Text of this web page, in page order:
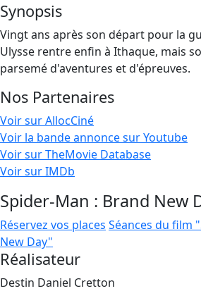
Synopsis
Vingt ans après son départ pour la
Ulysse rentre enfin à Ithaque, mais
parsemé d'aventures et d'épreuves.
Nos Partenaires
Voir sur AllocCiné
Voir la bande annonce sur Youtube
Voir sur TheMovie Database
Voir sur IMDb
Spider-Man : Brand New
Réservez vos places Séances du film
New Day"
Réalisateur
Destin Daniel Cretton